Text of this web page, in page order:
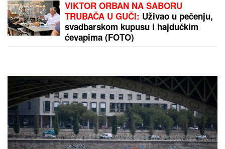
Trnovu Petku mnogi mešaju sa
Svetom Petkom: Evo po čemu se
razlikuju i zašto jedna na ikonama
drži PLOČICU SA OČIMA